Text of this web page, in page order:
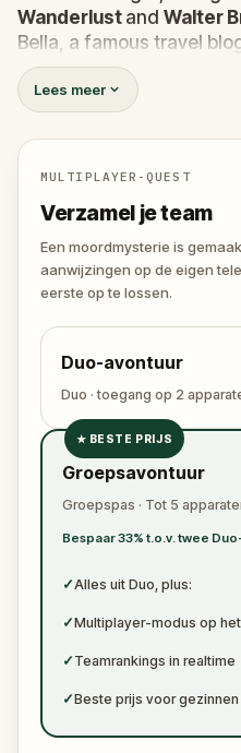
Wanderlust and Walter
Bella, a famous travel
during a ghost tour led
Shadows. Now, it’s up to
Was it Walter, the
ghost tour guide with a
someone else hiding in
expose the real
again. Make sure to
ready to jot down all
Lees meer
MULTIPLAYER-QUEST
Verzamel je team
Een moordmysterie is
aanwijzingen op de eigen
eerste op te lossen.
Duo-avontuur
Duo · toegang op 2
✓
✓
★ BESTE PRIJS
Groepsavontuur
Groepspas · Tot 5
Bespaar 33% t.o.v. twee
✓Alles uit Duo, plus:
✓Multiplayer-modus op
✓ Teamrankings in realtime
✓Beste prijs voor